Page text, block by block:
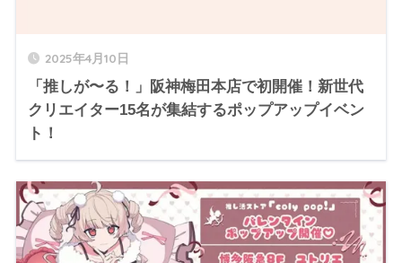
2025年4月10日
「推しが〜る！」阪神梅田本店で初開催！新世代
クリエイター15名が集結するポップアップイベン
ト！